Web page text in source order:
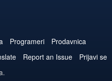
Programeri
Prodavnica
Report an Issue
Prijavi se